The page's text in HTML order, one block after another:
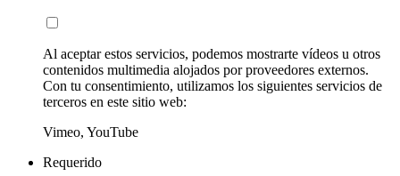
Al aceptar estos servicios, podemos mostrarte vídeos u otros
contenidos multimedia alojados por proveedores externos.
Con tu consentimiento, utilizamos los siguientes servicios de
terceros en este sitio web:
Vimeo, YouTube
Requerido